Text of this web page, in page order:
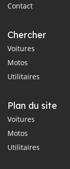
Contact
Chercher
Voitures
Motos
Utilitaires
Plan du site
Voitures
Motos
Utilitaires